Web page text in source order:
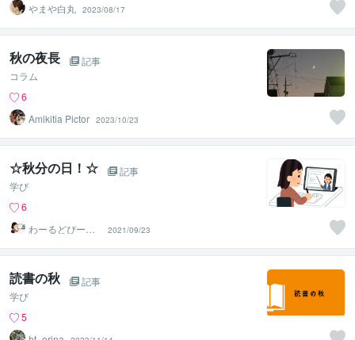
やまや白丸 2023/08/17
秋の夜長
記事
コラム
6
Amikitia Pictor 2023/10/23
☆秋分の日！☆
記事
学び
6
わーるどぴーす
ふぉーえばー
2021/09/23
読書の秋
記事
学び
5